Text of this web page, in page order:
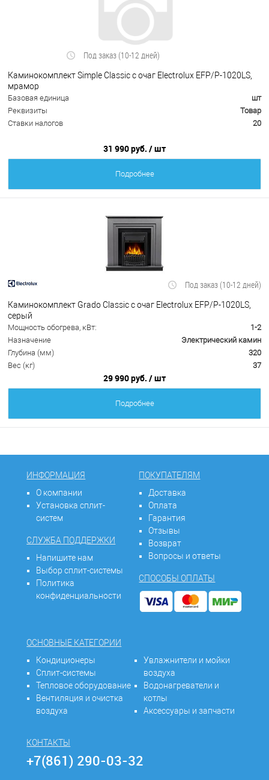
Под заказ (10-12 дней)
Каминокомплект Simple Classic с очаг Electrolux EFP/P-1020LS,
мрамор
Базовая единица
шт
Реквизиты
Товар
Ставки налогов
20
31 990 руб. / шт
Подробнее
Под заказ (10-12 дней)
Каминокомплект Grado Classic с очаг Electrolux EFP/P-1020LS,
серый
Мощность обогрева, кВт:
1-2
Назначение
Электрический камин
Глубина (мм)
320
Вес (кг)
37
29 990 руб. / шт
Подробнее
ИНФОРМАЦИЯ
О компании
Установка сплит-
систем
СЛУЖБА ПОДДЕРЖКИ
Напишите нам
Выбор сплит-системы
Политика
конфиденциальности
ПОКУПАТЕЛЯМ
Доставка
Оплата
Гарантия
Отзывы
Возврат
Вопросы и ответы
СПОСОБЫ ОПЛАТЫ
ОСНОВНЫЕ КАТЕГОРИИ
Кондиционеры
Сплит-системы
Тепловое оборудование
Вентиляция и очистка
воздуха
Увлажнители и мойки
воздуха
Водонагреватели и
котлы
Аксессуары и запчасти
КОНТАКТЫ
+7(861) 290-03-32